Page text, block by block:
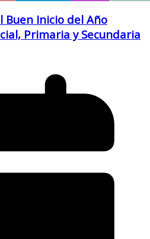
Buen Inicio del Año
Primaria y Secundaria